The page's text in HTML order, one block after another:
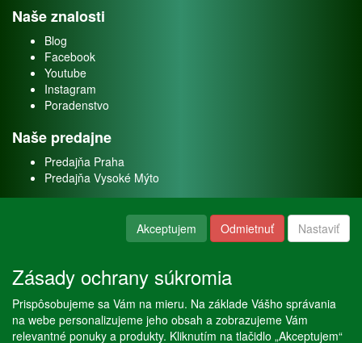
Naše znalosti
Blog
Facebook
Youtube
Instagram
Poradenstvo
Naše predajne
Predajňa Praha
Predajňa Vysoké Mýto
Naše služby
Servis
Predaj akváriových rýb
Predaj akváriových rastlín
Akceptujem Odmietnuť Nastaviť
Zásady ochrany súkromia
Prispôsobujeme sa Vám na mieru. Na základe Vášho správania
na webe personalizujeme jeho obsah a zobrazujeme Vám
relevantné ponuky a produkty. Kliknutím na tlačidlo „Akceptujem“